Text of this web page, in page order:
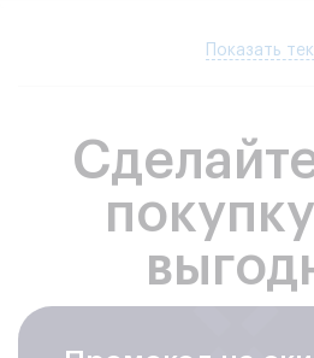
Материал корпуса: стекло / Armor
Защита от воды и пыли: IP68
Coralred и другие
Показать